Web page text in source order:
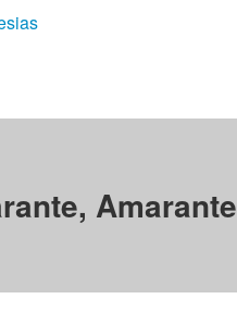
Amarante